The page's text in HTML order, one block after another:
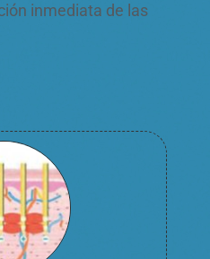
inmediata de las